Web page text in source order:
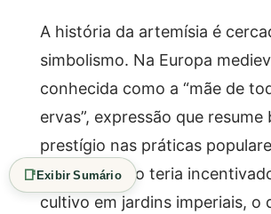
A história da artemísia é
simbolismo. Na Europa
conhecida como a “mãe de
ervas”, expressão que resume
prestígio nas práticas
Carlos Magno teria
cultivo em jardins imperiais, o
📑Exibir Sumário